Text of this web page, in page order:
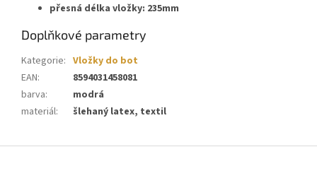
přesná délka vložky: 235mm
Doplňkové parametry
Kategorie: Vložky do bot
EAN:
8594031458081
barva:
modrá
materiál: šlehaný latex, textil